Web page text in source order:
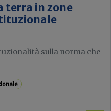
terra in zone
sulla norma che